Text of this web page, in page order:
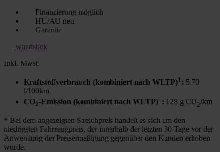
Finanzierung möglich
HU/AU neu
Garantie
wandsbek
Inkl. Mwst.
Kraftstoffverbrauch (kombiniert nach WLTP)1 : 5.70
l/100km
CO2-Emission (kombiniert nach WLTP)1 : 128 g CO2/km
* Bei dem angezeigten Streichpreis handelt es sich um den
niedrigsten Fahrzeugpreis, der innerhalb der letzten 30 Tage vor der
Anwendung der Preisermäßigung gegenüber den Kunden erhoben
wurde.